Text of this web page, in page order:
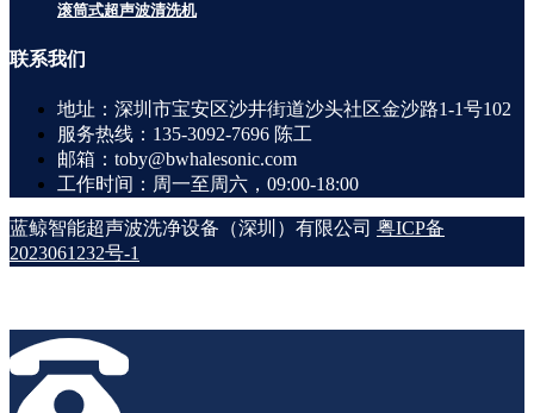
滚筒式超声波清洗机
联系我们
地址：深圳市宝安区沙井街道沙头社区金沙路1-1号102
服务热线：135-3092-7696 陈工
邮箱：toby@bwhalesonic.com
工作时间：周一至周六，09:00-18:00
蓝鲸智能超声波洗净设备（深圳）有限公司 粤ICP备
2023061232号-1